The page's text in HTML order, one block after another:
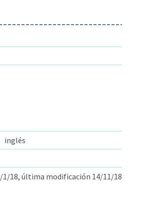
inglés
1/18, última modificación 14/11/18